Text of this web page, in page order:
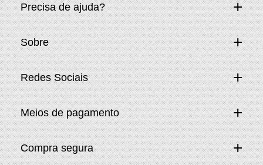
Precisa de ajuda?
Sobre
Redes Sociais
Meios de pagamento
Compra segura